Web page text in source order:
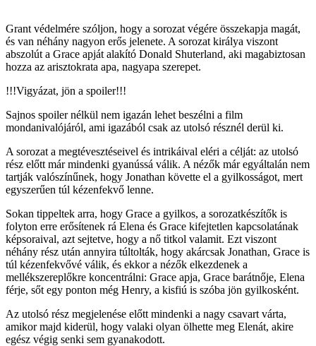
Grant védelmére szóljon, hogy a sorozat végére összekapja magát,
és van néhány nagyon erős jelenete. A sorozat királya viszont
abszolút a Grace apját alakító Donald Shuterland, aki magabiztosan
hozza az arisztokrata apa, nagyapa szerepet.
!!!Vigyázat, jön a spoiler!!!
Sajnos spoiler nélkül nem igazán lehet beszélni a film
mondanivalójáról, ami igazából csak az utolsó résznél derül ki.
A sorozat a megtévesztéseivel és intrikáival eléri a célját: az utolsó
rész előtt már mindenki gyanússá válik. A nézők már egyáltalán nem
tartják valószínűnek, hogy Jonathan követte el a gyilkosságot, mert
egyszerűen túl kézenfekvő lenne.
Sokan tippeltek arra, hogy Grace a gyilkos, a sorozatkészítők is
folyton erre erősítenek rá Elena és Grace kifejtetlen kapcsolatának
képsoraival, azt sejtetve, hogy a nő titkol valamit. Ezt viszont
néhány rész után annyira túltolták, hogy akárcsak Jonathan, Grace is
túl kézenfekvővé válik, és ekkor a nézők elkezdenek a
mellékszereplőkre koncentrálni: Grace apja, Grace barátnője, Elena
férje, sőt egy ponton még Henry, a kisfiú is szóba jön gyilkosként.
Az utolsó rész megjelenése előtt mindenki a nagy csavart várta,
amikor majd kiderül, hogy valaki olyan ölhette meg Elenát, akire
egész végig senki sem gyanakodott.